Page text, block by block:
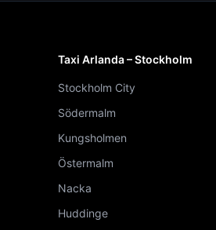
Taxi Arlanda – Stockholm
Stockholm City
Södermalm
Kungsholmen
Östermalm
Nacka
Huddinge